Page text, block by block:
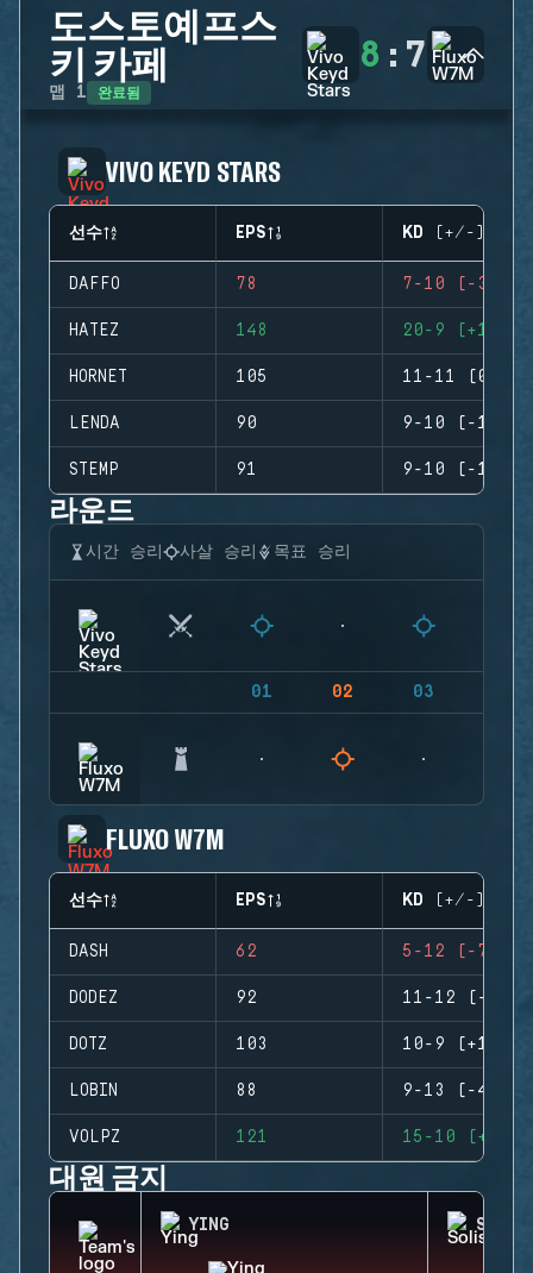
도스토예프스
키 카페
맵 1 완료됨
8 : 7
VIVO KEYD STARS
선수 EPS KD (+/-)
DAFFO 78 7-10 (-3)
HATEZ 148 20-9 (+11)
HORNET 105 11-11 (0)
LENDA 90 9-10 (-1)
STEMP 91 9-10 (-1)
라운드
시간 승리 사살 승리 목표 승리
01 02 03
FLUXO W7M
선수 EPS KD (+/-)
DASH 62 5-12 (-7)
DODEZ 92 11-12 (-1)
DOTZ 103 10-9 (+1)
LOBIN 88 9-13 (-4)
VOLPZ 121 15-10 (+5)
대원 금지
YING SOLIS